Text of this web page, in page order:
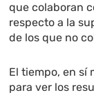
que colaboran
respecto a la
de los que no
El tiempo, en sí
para ver los